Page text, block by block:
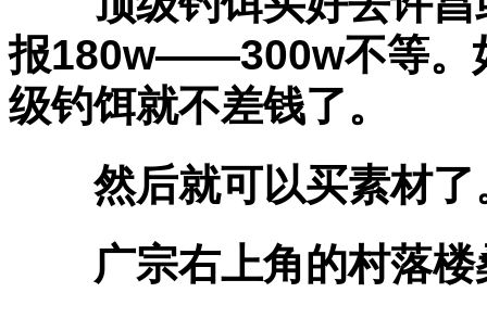
报180w——300w不等。
级钓饵就不差钱了。
然后就可以买素材了
广宗右上角的村落楼